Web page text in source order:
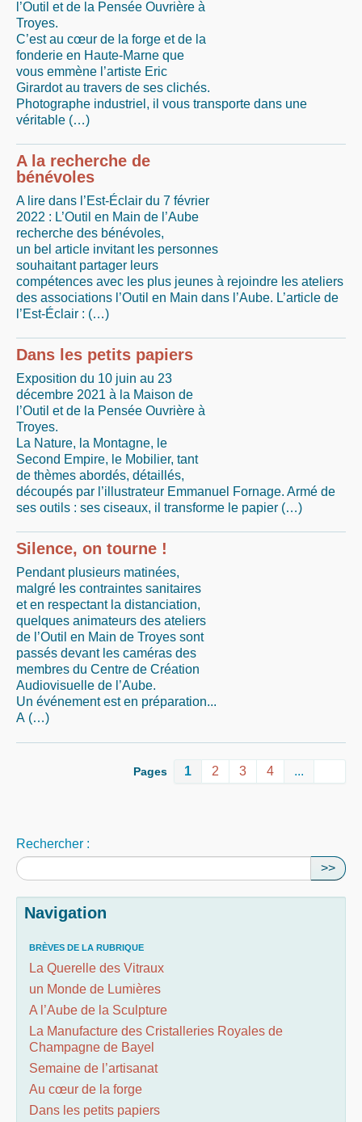
l’Outil et de la Pensée Ouvrière à
Troyes.
C’est au cœur de la forge et de la
fonderie en Haute-Marne que
vous emmène l’artiste Eric
Girardot au travers de ses clichés.
Photographe industriel, il vous transporte dans une
véritable (…)
A la recherche de
bénévoles
A lire dans l’Est-Éclair du 7 février
2022 : L’Outil en Main de l’Aube
recherche des bénévoles,
un bel article invitant les personnes
souhaitant partager leurs
compétences avec les plus jeunes à rejoindre les ateliers
des associations l’Outil en Main dans l’Aube. L’article de
l’Est-Éclair : (…)
Dans les petits papiers
Exposition du 10 juin au 23
décembre 2021 à la Maison de
l’Outil et de la Pensée Ouvrière à
Troyes.
La Nature, la Montagne, le
Second Empire, le Mobilier, tant
de thèmes abordés, détaillés,
découpés par l’illustrateur Emmanuel Fornage. Armé de
ses outils : ses ciseaux, il transforme le papier (…)
Silence, on tourne !
Pendant plusieurs matinées,
malgré les contraintes sanitaires
et en respectant la distanciation,
quelques animateurs des ateliers
de l’Outil en Main de Troyes sont
passés devant les caméras des
membres du Centre de Création
Audiovisuelle de l’Aube.
Un événement est en préparation...
A (…)
Pages 1 2 3 4 ...
Rechercher :
>>
Navigation
BRÈVES DE LA RUBRIQUE
La Querelle des Vitraux
un Monde de Lumières
A l’Aube de la Sculpture
La Manufacture des Cristalleries Royales de
Champagne de Bayel
Semaine de l’artisanat
Au cœur de la forge
Dans les petits papiers